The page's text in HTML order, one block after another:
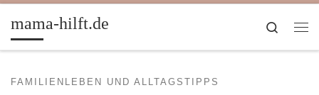
Zum Inhalt springen
mama-hilft.de
Search
FAMILIENLEBEN UND ALLTAGSTIPPS